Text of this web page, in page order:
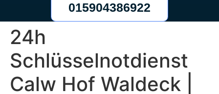
015904386922
24h
Schlüsselnotdienst
Calw Hof Waldeck |